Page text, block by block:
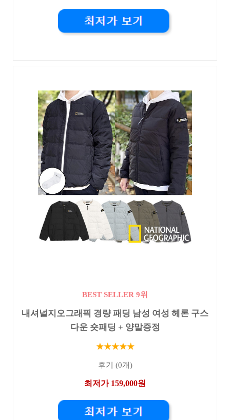
BEST SELLER 9위
내셔널지오그래픽 경량 패딩 남성 여성 헤론 구스
다운 숏패딩 + 양말증정
★★★★★
후기 (0개)
최저가 159,000원